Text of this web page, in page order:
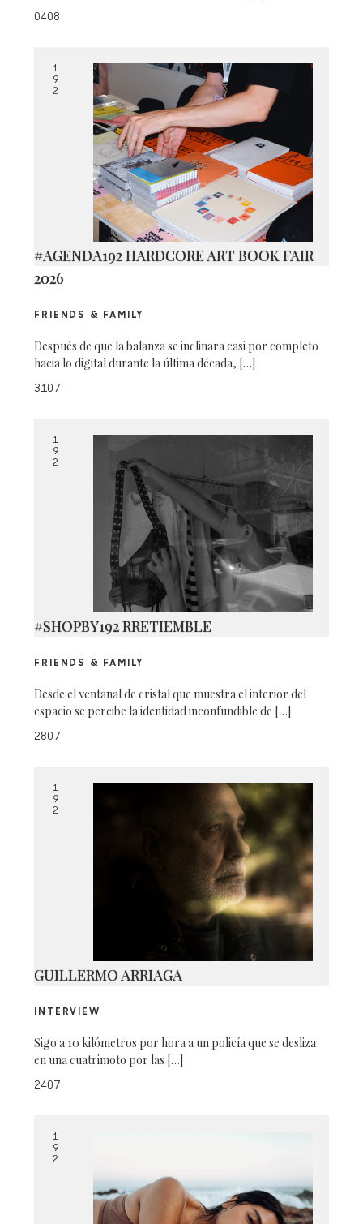
G07A2787
0408
1
9
2
#AGENDA192 HARDCORE ART BOOK FAIR
2026
FRIENDS & FAMILY
Después de que la balanza se inclinara casi por completo
hacia lo digital durante la última década, […]
3107
1
9
2
#SHOPBY192 RRETIEMBLE
FRIENDS & FAMILY
Desde el ventanal de cristal que muestra el interior del
espacio se percibe la identidad inconfundible de […]
2807
1
9
2
GUILLERMO ARRIAGA
INTERVIEW
Sigo a 10 kilómetros por hora a un policía que se desliza
en una cuatrimoto por las […]
2407
1
9
2